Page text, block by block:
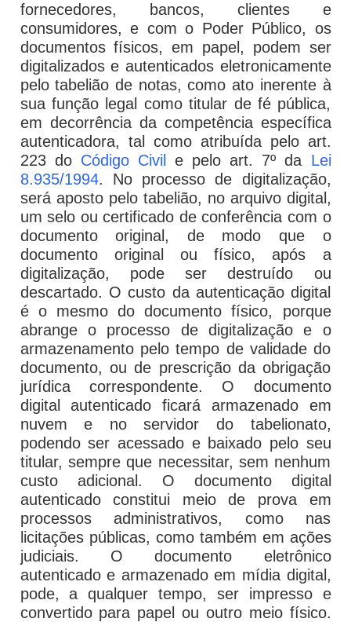
fornecedores, bancos, clientes e
consumidores, e com o Poder Público, os
documentos físicos, em papel, podem ser
digitalizados e autenticados eletronicamente
pelo tabelião de notas, como ato inerente à
sua função legal como titular de fé pública,
em decorrência da competência específica
autenticadora, tal como atribuída pelo art.
223 do Código Civil e pelo art. 7º da Lei
8.935/1994. No processo de digitalização,
será aposto pelo tabelião, no arquivo digital,
um selo ou certificado de conferência com o
documento original, de modo que o
documento original ou físico, após a
digitalização, pode ser destruído ou
descartado. O custo da autenticação digital
é o mesmo do documento físico, porque
abrange o processo de digitalização e o
armazenamento pelo tempo de validade do
documento, ou de prescrição da obrigação
jurídica correspondente. O documento
digital autenticado ficará armazenado em
nuvem e no servidor do tabelionato,
podendo ser acessado e baixado pelo seu
titular, sempre que necessitar, sem nenhum
custo adicional. O documento digital
autenticado constitui meio de prova em
processos administrativos, como nas
licitações públicas, como também em ações
judiciais. O documento eletrônico
autenticado e armazenado em mídia digital,
pode, a qualquer tempo, ser impresso e
convertido para papel ou outro meio físico.